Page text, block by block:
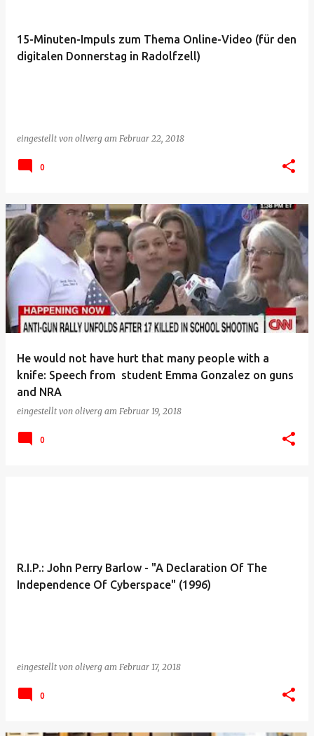
15-Minuten-Impuls zum Thema Online-Video (für den
digitalen Donnerstag in Radolfzell)
eingestellt von oliverg am Februar 22, 2018
0
He would not have hurt that many people with a
knife: Speech from student Emma Gonzalez on guns
and NRA
eingestellt von oliverg am Februar 19, 2018
0
R.I.P.: John Perry Barlow - "A Declaration Of The
Independence Of Cyberspace" (1996)
eingestellt von oliverg am Februar 17, 2018
0